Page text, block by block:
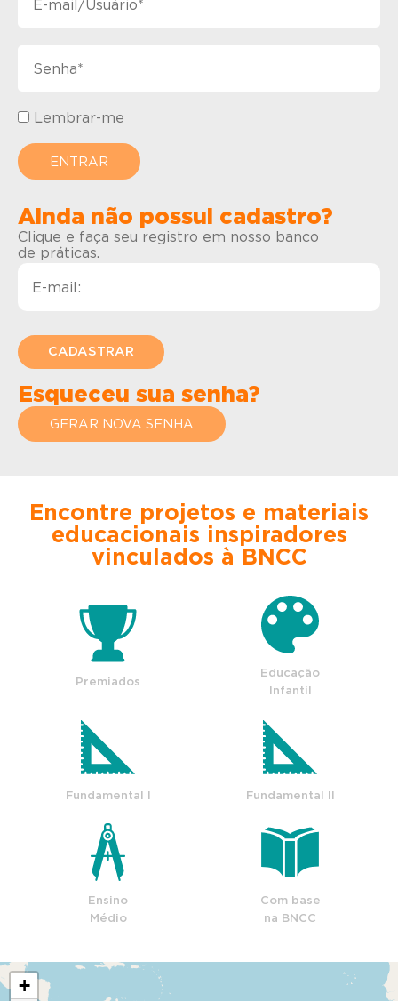
Lembrar-me
Ainda não possui cadastro?
Clique e faça seu registro em nosso banco
de práticas.
Esqueceu sua senha?
GERAR NOVA SENHA
Encontre projetos e materiais
educacionais inspiradores
vinculados à BNCC
Premiados
Educação
Infantil
Fundamental I Fundamental II
Ensino
Médio
Com base
na BNCC
+